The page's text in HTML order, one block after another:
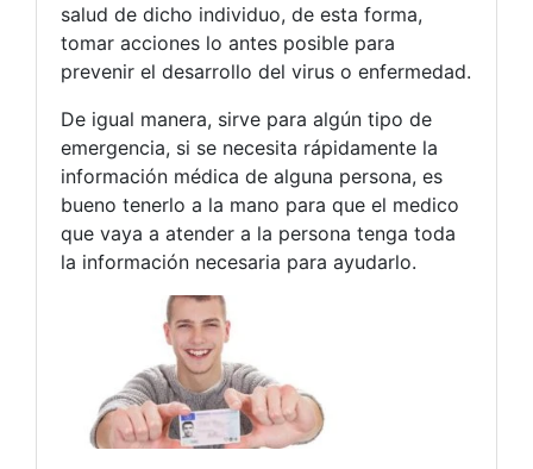
salud de dicho individuo, de esta forma,
tomar acciones lo antes posible para
prevenir el desarrollo del virus o enfermedad.
De igual manera, sirve para algún tipo de
emergencia, si se necesita rápidamente la
información médica de alguna persona, es
bueno tenerlo a la mano para que el medico
que vaya a atender a la persona tenga toda
la información necesaria para ayudarlo.